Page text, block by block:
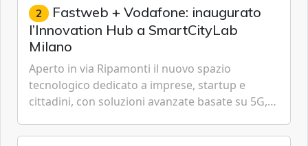
2 Fastweb + Vodafone: inaugurato
l’Innovation Hub a SmartCityLab
Milano
Aperto in via Ripamonti il nuovo spazio
tecnologico dedicato a imprese, startup e
cittadini, con soluzioni avanzate basate su 5G,
Cybersecurity.